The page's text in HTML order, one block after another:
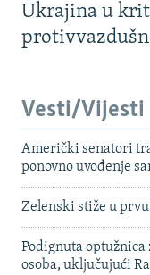
Ukrajina u
Vesti/Vijesti
Američki senatori
ponovno uvođenje
Zelenski stiže u
Podignuta
osoba, uključujući